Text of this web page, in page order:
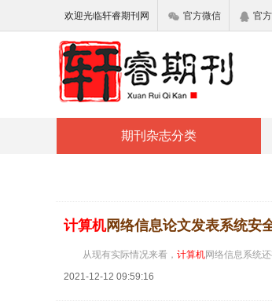
欢迎光临轩睿期刊网 官方微信 官
期刊杂志分类
计算机网络信息论文发表系统安
从现有实际情况来看， 计算机网络信息系统
2021-12-12 09:59:16